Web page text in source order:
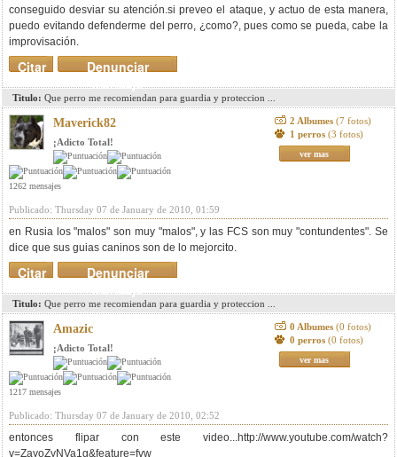
conseguido desviar su atención.si preveo el ataque, y actuo de esta manera,
puedo evitando defenderme del perro, ¿como?, pues como se pueda, cabe la
improvisación.
Denunciar
mensaje
Citar
Titulo: Que perro me recomiendan para guardia y proteccion ...
Maverick82
¡Adicto Total!
1262 mensajes
2 Albumes (7 fotos)
1 perros (3 fotos)
ver mas
Publicado: Thursday 07 de January de 2010, 01:59
en Rusia los "malos" son muy "malos", y las FCS son muy "contundentes". Se
dice que sus guias caninos son de lo mejorcito.
Denunciar
mensaje
Citar
Titulo: Que perro me recomiendan para guardia y proteccion ...
Amazic
¡Adicto Total!
1217 mensajes
0 Albumes (0 fotos)
0 perros (0 fotos)
ver mas
Publicado: Thursday 07 de January de 2010, 02:52
entonces flipar con este video...http://www.youtube.com/watch?
v=ZayoZyNVa1g&feature=fvw